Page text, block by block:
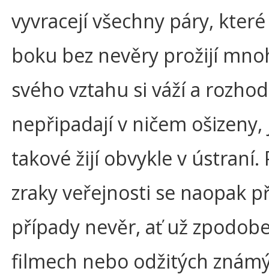
vyvracejí všechny páry,
boku bez nevěry prožijí
svého vztahu si váží a
nepřipadají v ničem ošizeny,
takové žijí obvykle v ústraní.
zraky veřejnosti se naopak
případy nevěr, ať už
filmech nebo odžitých